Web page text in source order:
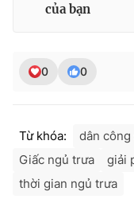
của bạn
0 0
Từ khóa: dân công
Giấc ngủ trưa
giải
thời gian ngủ trưa